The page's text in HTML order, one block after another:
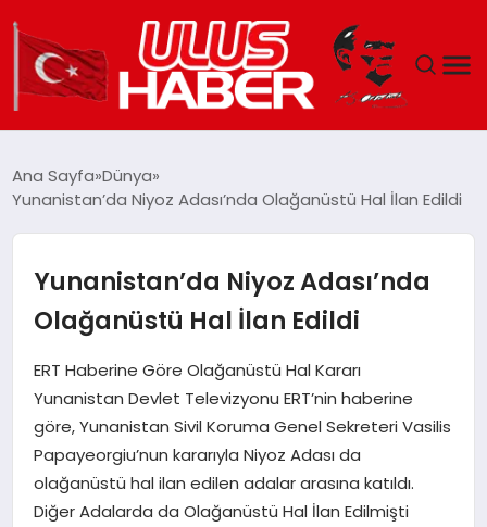
EKONOMI
SIYASET
EĞITIM
MAGAZIN
Ana Sayfa Dünya
Yunanistan’da Niyoz Adası’nda Olağanüstü Hal İlan Edildi
Yunanistan’da Niyoz Adası’nda
Olağanüstü Hal İlan Edildi
ERT Haberine Göre Olağanüstü Hal Kararı
Yunanistan Devlet Televizyonu ERT’nin haberine
göre, Yunanistan Sivil Koruma Genel Sekreteri Vasilis
Papayeorgiu’nun kararıyla Niyoz Adası da
olağanüstü hal ilan edilen adalar arasına katıldı.
Diğer Adalarda da Olağanüstü Hal İlan Edilmişti